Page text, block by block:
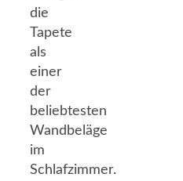
die
Tapete
als
einer
der
beliebtesten
Wandbeläge
im
Schlafzimmer.